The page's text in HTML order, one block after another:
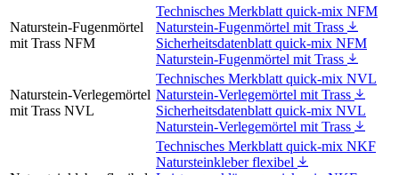
Naturstein-Fugenmörtel
mit Trass NFM
Technisches Merkblatt quick-mix NFM
Naturstein-Fugenmörtel mit Trass
Sicherheitsdatenblatt quick-mix NFM
Naturstein-Fugenmörtel mit Trass
Naturstein-Verlegemörtel
mit Trass NVL
Technisches Merkblatt quick-mix NVL
Naturstein-Verlegemörtel mit Trass
Sicherheitsdatenblatt quick-mix NVL
Naturstein-Verlegemörtel mit Trass
Technisches Merkblatt quick-mix NKF
Natursteinkleber flexibel